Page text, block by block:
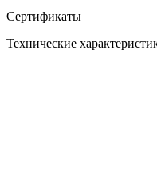
Сертификаты
Технические